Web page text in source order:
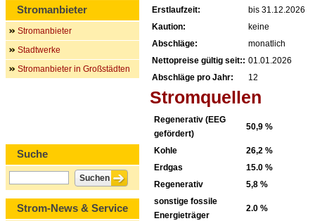
Erstlaufzeit:
bis 31.12.2026
Kaution:
keine
Abschläge:
monatlich
Nettopreise gültig seit:: 01.01.2026
Abschläge pro Jahr:
12
Stromquellen
Regenerativ (EEG
gefördert)
50,9 %
Kohle
26,2 %
Erdgas
15.0 %
Regenerativ
5,8 %
sonstige fossile
Energieträger
2.0 %
Stromanbieter
Stromanbieter
Stadtwerke
Stromanbieter in Großstädten
Suche
Strom-News & Service